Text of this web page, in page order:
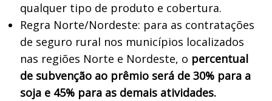
qualquer tipo de produto e cobertura.
Regra Norte/Nordeste: para as contratações
de seguro rural nos municípios localizados
nas regiões Norte e Nordeste, o percentual
de subvenção ao prêmio será de 30% para a
soja e 45% para as demais atividades.